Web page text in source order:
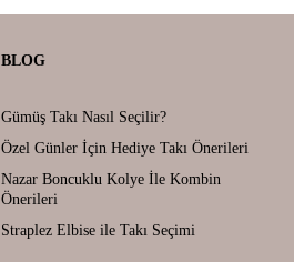
BLOG
Gümüş Takı Nasıl Seçilir?
Özel Günler İçin Hediye Takı Önerileri
Nazar Boncuklu Kolye İle Kombin
Önerileri
Straplez Elbise ile Takı Seçimi